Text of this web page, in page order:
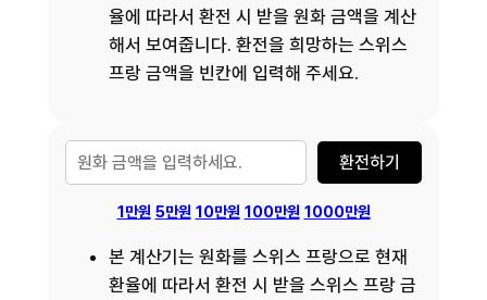
율에 따라서 환전 시 받을 원화 금액을 계산
해서 보여줍니다. 환전을 희망하는 스위스
프랑 금액을 빈칸에 입력해 주세요.
1만원 5만원 10만원 100만원 1000만원
본 계산기는 원화를 스위스 프랑으로 현재
환율에 따라서 환전 시 받을 스위스 프랑 금